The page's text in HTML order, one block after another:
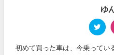
ゆ
初めて買った車は、今乗ってい